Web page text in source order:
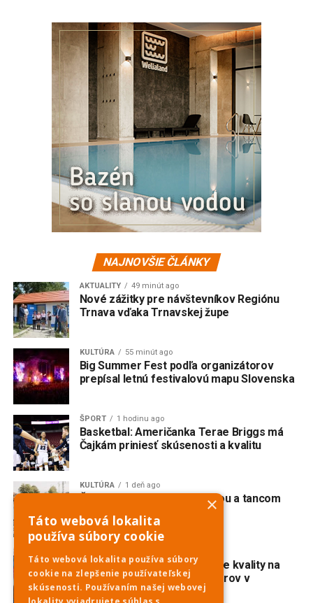
NAJNOVŠIE ČLÁNKY
AKTUALITY 49 minút ago
Nové zážitky pre návštevníkov Regiónu
Trnava vďaka Trnavskej župe
KULTÚRA 55 minút ago
Big Summer Fest podľa organizátorov
prepísal letnú festivalovú mapu Slovenska
ŠPORT 1 hodinu ago
Basketbal: Američanka Terae Briggs má
Čajkám priniesť skúsenosti a kvalitu
KULTÚRA 1 deň ago
Červeník žije spevom, hudbou a tancom
Karolina Valko potvrdila svoje kvality na
majstrovstvách Európy juniorov v
diaľkovom plávaní
×
Táto webová lokalita
používa súbory cookie
Táto webová lokalita používa súbory
cookie na zlepšenie používateľskej
skúsenosti. Používaním našej webovej